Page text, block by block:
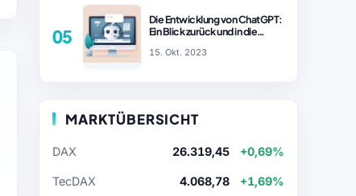
05
Die Entwicklung von ChatGPT:
Ein Blick zurück und in die
15. Okt. 2023
MARKTÜBERSICHT
DAX 26.319,45 +0,69%
TecDAX 4.068,78 +1,69%